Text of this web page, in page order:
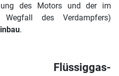
des Motors und der im
des Verdampfers)
.
Flüssiggas-